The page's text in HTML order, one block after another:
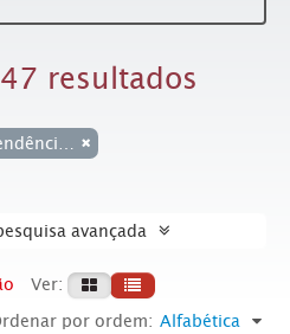
resultados
avançada
Ver:
por ordem: Alfabética